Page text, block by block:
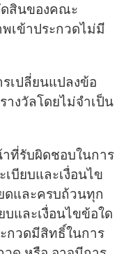
ดสินของคณะ
เข้าประกวดไม่มี
เปลี่ยนแปลงข้อ
างวัลโดยไม่จำเป็น
ที่รับผิดชอบในการ
บียบและเงื่อนไข
ดและครบถ้วนทุก
และเงื่อนไขข้อใด
กวดมีสิทธิ์ในการ